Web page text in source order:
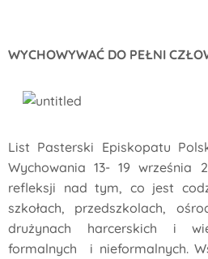
WYCHOWYWAĆ DO PEŁNI
List Pasterski Episkopatu
Wychowania 13- 19 września
refleksji nad tym, co jest
szkołach, przedszkolach,
drużynach harcerskich i
formalnych i nieformalnych.